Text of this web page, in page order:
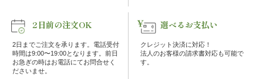
方
法・
配
2日前の注文OK
2日までご注文を承ります。電話受付
時間は9:00〜19:00となります。前日
お急ぎの時はお電話にてお問合せく
ださいませ。
選べるお支払い
クレジット決済に対応！
法人のお客様の請求書対応も可能で
す。